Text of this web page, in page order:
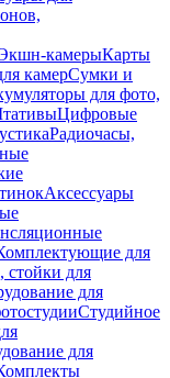
камерыКарты
камерСумки и
для фото,
Цифровые
Радиочасы,
Аксессуары
для
стойки для
для
Студийное
для